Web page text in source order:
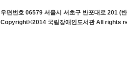
우편번호 06579 서울시 서초구 반포대로 201 (
Copyright©2014 국립장애인도서관 All rights